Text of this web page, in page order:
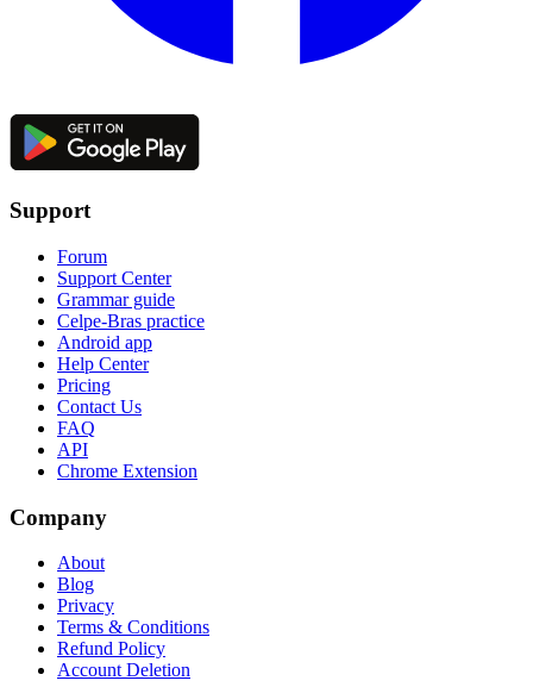
Support
Forum
Support Center
Grammar guide
Celpe-Bras practice
Android app
Help Center
Pricing
Contact Us
FAQ
API
Chrome Extension
Company
About
Blog
Privacy
Terms & Conditions
Refund Policy
Account Deletion